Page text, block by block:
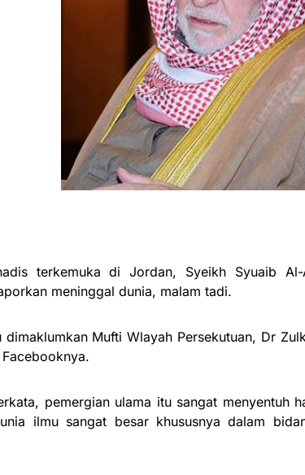
terkemuka di Jordan, Syeikh Syuaib
meninggal dunia, malam tadi.
dimaklumkan Mufti Wlayah Persekutuan, Dr
pemergian ulama itu sangat menyentuh
ilmu sangat besar khususnya dalam